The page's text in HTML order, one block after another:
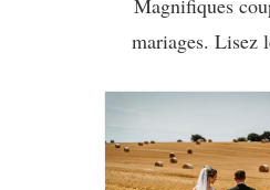
Magnifiques
mariages. Lisez